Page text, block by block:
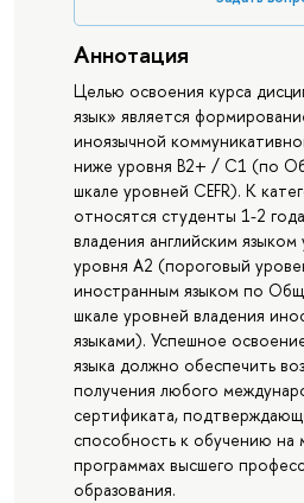
Аннотация
Целью освоения курса
язык» является
иноязычной
ниже уровня B2+ / С1 (по
шкале уровней CEFR). К
относятся студенты 1-2
владения английским
уровня А2 (пороговый
иностранным языком по
шкале уровней владения
языками). Успешное
языка должно обеспечить
получения любого
сертификата,
способность к обучению на
программах высшего
образования.